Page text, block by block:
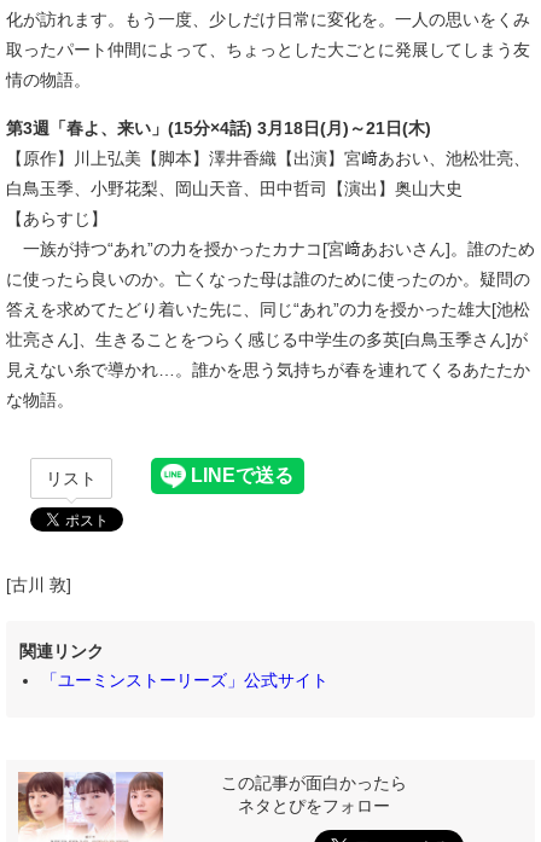
化が訪れます。もう一度、少しだけ日常に変化を。一人の思いをくみ
取ったパート仲間によって、ちょっとした大ごとに発展してしまう友
情の物語。
第3週「春よ、来い」(15分×4話) 3月18日(月)～21日(木)
【原作】川上弘美【脚本】澤井香織【出演】宮﨑あおい、池松壮亮、
白鳥玉季、小野花梨、岡山天音、田中哲司【演出】奥山大史
【あらすじ】
一族が持つ“あれ”の力を授かったカナコ[宮﨑あおいさん]。誰のため
に使ったら良いのか。亡くなった母は誰のために使ったのか。疑問の
答えを求めてたどり着いた先に、同じ“あれ”の力を授かった雄大[池松
壮亮さん]、生きることをつらく感じる中学生の多英[白鳥玉季さん]が
見えない糸で導かれ…。誰かを思う気持ちが春を連れてくるあたたか
な物語。
リスト
[古川 敦]
関連リンク
「ユーミンストーリーズ」公式サイト
この記事が面白かったら
ネタとぴをフォロー